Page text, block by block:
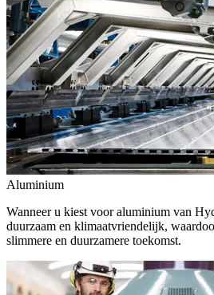
Aluminium
Wanneer u kiest voor aluminium van
duurzaam en klimaatvriendelijk,
slimmere en duurzamere toekomst.